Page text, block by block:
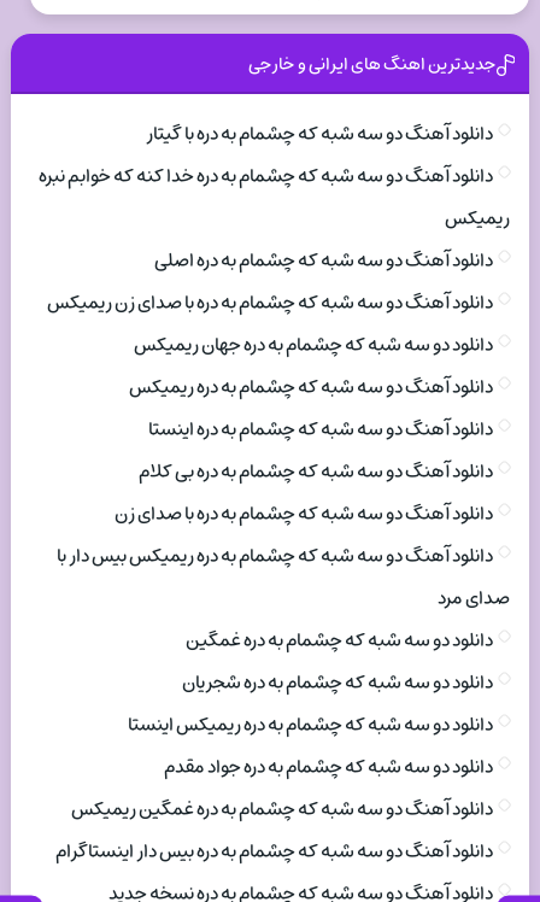
جدیدترین اهنگ های ایرانی و خارجی
دانلود آهنگ دو سه شبه که چشمام به دره با گیتار
دانلود آهنگ دو سه شبه که چشمام به دره خدا کنه که خوابم نبره
ریمیکس
دانلود آهنگ دو سه شبه که چشمام به دره اصلی
دانلود آهنگ دو سه شبه که چشمام به دره با صدای زن ریمیکس
دانلود دو سه شبه که چشمام به دره جهان ریمیکس
دانلود آهنگ دو سه شبه که چشمام به دره ریمیکس
دانلود آهنگ دو سه شبه که چشمام به دره اینستا
دانلود آهنگ دو سه شبه که چشمام به دره بی کلام
دانلود آهنگ دو سه شبه که چشمام به دره با صدای زن
دانلود آهنگ دو سه شبه که چشمام به دره ریمیکس بیس دار با
صدای مرد
دانلود دو سه شبه که چشمام به دره غمگین
دانلود دو سه شبه که چشمام به دره شجریان
دانلود دو سه شبه که چشمام به دره ریمیکس اینستا
دانلود دو سه شبه که چشمام به دره جواد مقدم
دانلود آهنگ دو سه شبه که چشمام به دره غمگین ریمیکس
دانلود آهنگ دو سه شبه که چشمام به دره بیس دار اینستاگرام
دانلود آهنگ دو سه شبه که چشمام به دره نسخه جدید